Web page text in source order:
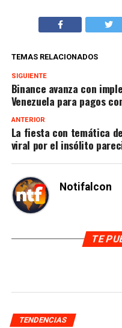
TEMAS RELACIONADOS
SIGUIENTE
Binance avanza con
Venezuela para pagos
ANTERIOR
La fiesta con temática
viral por el insólito
Notifalcon
TE
TENDENCIAS